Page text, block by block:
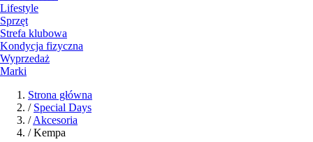
Lifestyle
Sprzęt
Strefa klubowa
Kondycja fizyczna
Wyprzedaż
Marki
Strona główna
/ Special Days
/Akcesoria
/ Kempa